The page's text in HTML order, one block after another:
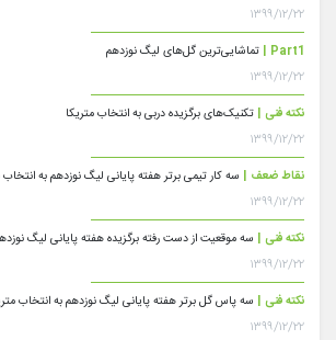
۱۳۹۹/۱۲/۲۲
Part1 | تماشایی‌ترین گل‌های لیگ نوزدهم
۱۳۹۹/۱۲/۲۲
نکته فنی | تکنیک‌های برگزیده دربی به انتخاب متریکا
۱۳۹۹/۱۲/۲۲
نقاط ضعف | سه کار تیمی برتر هفته پایانی لیگ نوزدهم به انتخاب
۱۳۹۹/۱۲/۲۲
نکته فنی | سه موقعیت از دست رفته برگزیده هفته پایانی لیگ
۱۳۹۹/۱۲/۲۲
نکته فنی | سه پاس گل برتر هفته پایانی لیگ نوزدهم به انتخاب
۱۳۹۹/۱۲/۲۲